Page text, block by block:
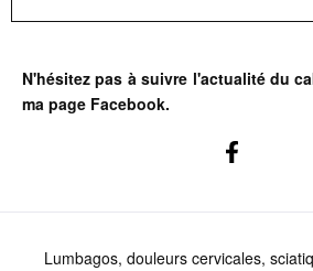
N'hésitez pas à suivre l'actualité du
ma page Facebook.
Lumbagos, douleurs cervicales,